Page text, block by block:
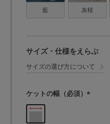
藍 灰桜
サイズ・仕様をえらぶ
サイズの選び方について
ケットの幅（必須）